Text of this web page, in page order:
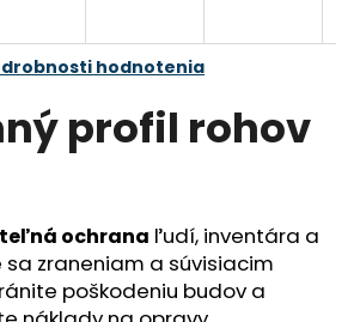
hodnotenia
profil rohov
ochrana ľudí, inventára a
sa zraneniam a súvisiacim
poškodeniu budov a
HĽADAŤ